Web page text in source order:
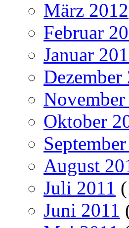
März 2012
Februar
Januar
Dezember
November
Oktober
August
Juli 2011
Juni 2011